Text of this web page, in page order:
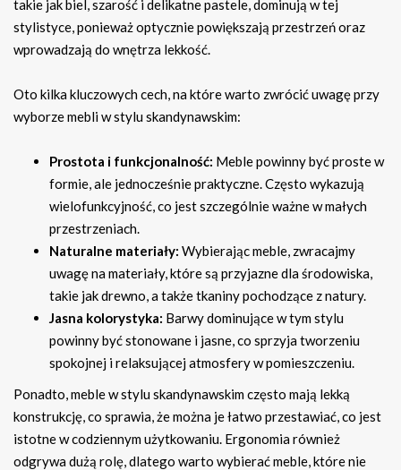
takie jak biel, szarość i delikatne pastele, dominują w tej
stylistyce, ponieważ optycznie powiększają przestrzeń oraz
wprowadzają do wnętrza lekkość.
Oto kilka kluczowych cech, na które warto zwrócić uwagę przy
wyborze mebli w stylu skandynawskim:
Prostota i funkcjonalność: Meble powinny być proste w
formie, ale jednocześnie praktyczne. Często wykazują
wielofunkcyjność, co jest szczególnie ważne w małych
przestrzeniach.
Naturalne materiały: Wybierając meble, zwracajmy
uwagę na materiały, które są przyjazne dla środowiska,
takie jak drewno, a także tkaniny pochodzące z natury.
Jasna kolorystyka: Barwy dominujące w tym stylu
powinny być stonowane i jasne, co sprzyja tworzeniu
spokojnej i relaksującej atmosfery w pomieszczeniu.
Ponadto, meble w stylu skandynawskim często mają lekką
konstrukcję, co sprawia, że można je łatwo przestawiać, co jest
istotne w codziennym użytkowaniu. Ergonomia również
odgrywa dużą rolę, dlatego warto wybierać meble, które nie